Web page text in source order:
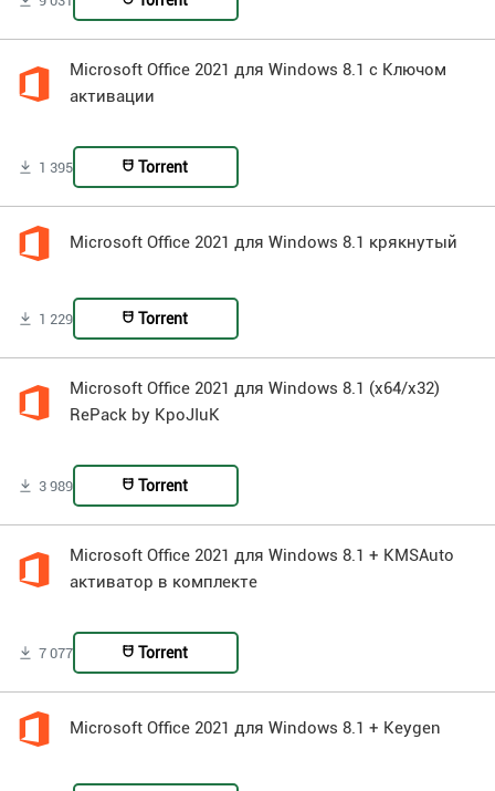
Microsoft Office 2021 для Windows 8.1 с Ключом
активации
1 395 Torrent
Microsoft Office 2021 для Windows 8.1 крякнутый
1 229 Torrent
Microsoft Office 2021 для Windows 8.1 (x64/x32)
RePack by KpoJIuK
3 989 Torrent
Microsoft Office 2021 для Windows 8.1 + KMSAuto
активатор в комплекте
7 077 Torrent
Microsoft Office 2021 для Windows 8.1 + Keygen